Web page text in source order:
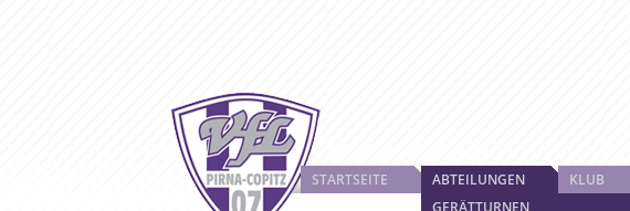
STARTSEITE
ABTEILUNGEN
GERÄTTURNEN
KLUB